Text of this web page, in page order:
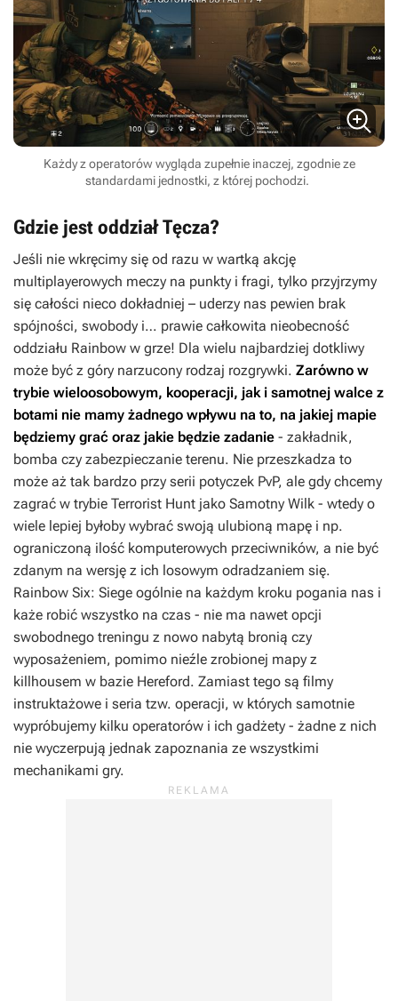
Każdy z operatorów wygląda zupełnie inaczej, zgodnie ze
standardami jednostki, z której pochodzi.
Gdzie jest oddział Tęcza?
Jeśli nie wkręcimy się od razu w wartką akcję
multiplayerowych meczy na punkty i fragi, tylko przyjrzymy
się całości nieco dokładniej – uderzy nas pewien brak
spójności, swobody i… prawie całkowita nieobecność
oddziału Rainbow w grze! Dla wielu najbardziej dotkliwy
może być z góry narzucony rodzaj rozgrywki. Zarówno w
trybie wieloosobowym, kooperacji, jak i samotnej walce z
botami nie mamy żadnego wpływu na to, na jakiej mapie
będziemy grać oraz jakie będzie zadanie - zakładnik,
bomba czy zabezpieczanie terenu. Nie przeszkadza to
może aż tak bardzo przy serii potyczek PvP, ale gdy chcemy
zagrać w trybie Terrorist Hunt jako Samotny Wilk - wtedy o
wiele lepiej byłoby wybrać swoją ulubioną mapę i np.
ograniczoną ilość komputerowych przeciwników, a nie być
zdanym na wersję z ich losowym odradzaniem się.
Rainbow Six: Siege ogólnie na każdym kroku pogania nas i
każe robić wszystko na czas - nie ma nawet opcji
swobodnego treningu z nowo nabytą bronią czy
wyposażeniem, pomimo nieźle zrobionej mapy z
killhousem w bazie Hereford. Zamiast tego są filmy
instruktażowe i seria tzw. operacji, w których samotnie
wypróbujemy kilku operatorów i ich gadżety - żadne z nich
nie wyczerpują jednak zapoznania ze wszystkimi
mechanikami gry.